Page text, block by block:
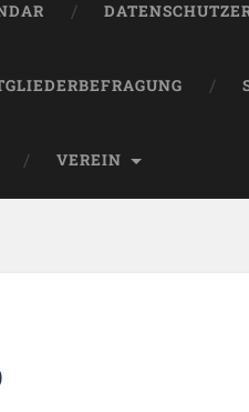
VEREIN